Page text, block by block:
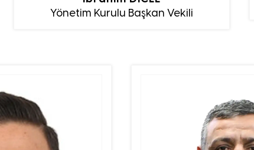
Yönetim Kurulu Başkan Vekili